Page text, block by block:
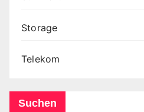
Storage
Telekom
Suchen